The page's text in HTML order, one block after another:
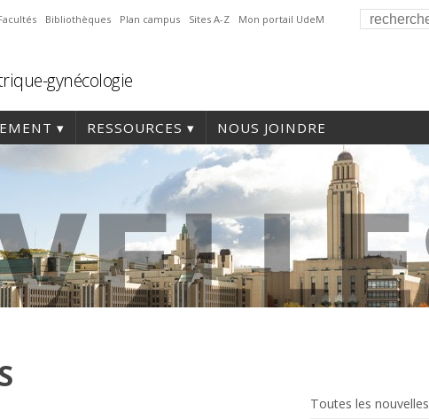
Bibliothèques Plan campus Sites A-Z Mon portail UdeM
gynécologie
RESSOURCES NOUS JOINDRE
Toutes les nouvelles